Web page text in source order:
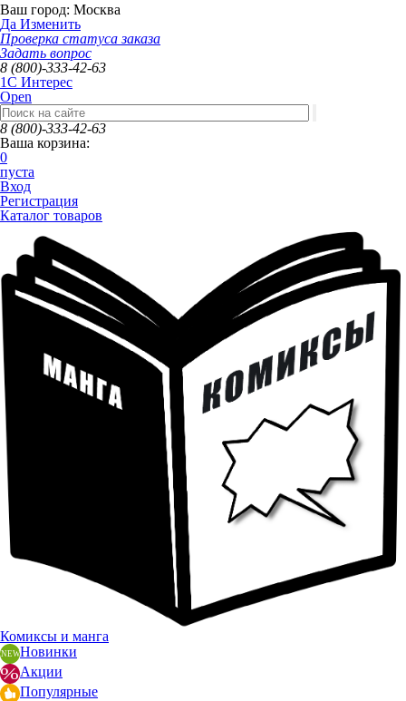
Ваш город: Москва
Да Изменить
Проверка статуса заказа
Задать вопрос
8 (800)-333-42-63
1C Интерес
Open
8 (800)-333-42-63
Ваша корзина:
0
пуста
Вход
Регистрация
Каталог товаров
Комиксы и манга
Новинки
Акции
Популярные